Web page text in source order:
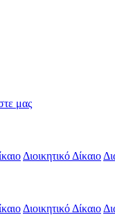
μας
Διοικητικό Δίκαιο
Διοικητικό Δίκαιο